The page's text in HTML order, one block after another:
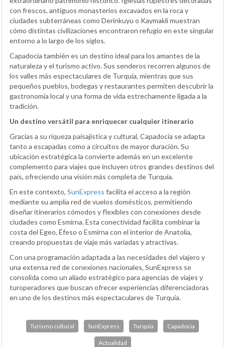
con frescos, antiguos monasterios excavados en la roca y
ciudades subterráneas como Derinkuyu o Kaymakli muestran
cómo distintas civilizaciones encontraron refugio en este singular
entorno a lo largo de los siglos.
Capadocia también es un destino ideal para los amantes de la
naturaleza y el turismo activo. Sus senderos recorren algunos de
los valles más espectaculares de Turquía, mientras que sus
pequeños pueblos, bodegas y restaurantes permiten descubrir la
gastronomía local y una forma de vida estrechamente ligada a la
tradición.
Un destino versátil para enriquecer cualquier itinerario
Gracias a su riqueza paisajística y cultural, Capadocia se adapta
tanto a escapadas como a circuitos de mayor duración. Su
ubicación estratégica la convierte además en un excelente
complemento para viajes que incluyen otros grandes destinos del
país, ofreciendo una visión más completa de Turquía.
En este contexto, SunExpress facilita el acceso a la región
mediante su amplia red de vuelos domésticos, permitiendo
diseñar itinerarios cómodos y flexibles con conexiones desde
ciudades como Esmirna. Esta conectividad facilita combinar la
costa del Egeo, Éfeso o Esmirna con el interior de Anatolia,
creando propuestas de viaje más variadas y atractivas.
Con una programación adaptada a las necesidades del viajero y
una extensa red de conexiones nacionales, SunExpress se
consolida como un aliado estratégico para agencias de viajes y
turoperadores que buscan ofrecer experiencias diferenciadoras
en uno de los destinos más espectaculares de Turquía.
Turismo cultural SunExpress Turquía Capadocia
Actualidad